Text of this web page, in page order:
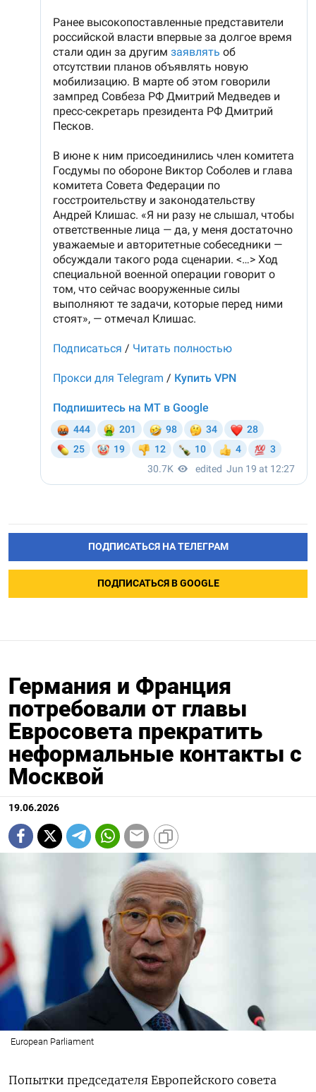
ПОДПИСАТЬСЯ НА ТЕЛЕГРАМ
ПОДПИСАТЬСЯ В GOOGLE
Германия и Франция
потребовали от главы
Евросовета прекратить
неформальные контакты с
Москвой
19.06.2026
European Parliament
Попытки председателя Европейского совета